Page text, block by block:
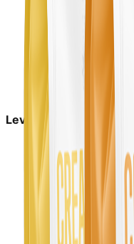
Leveringstid: 1-2 dage